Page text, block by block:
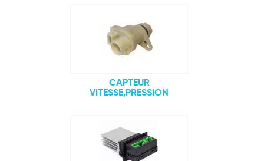
CAPTEUR
VITESSE,PRESSION